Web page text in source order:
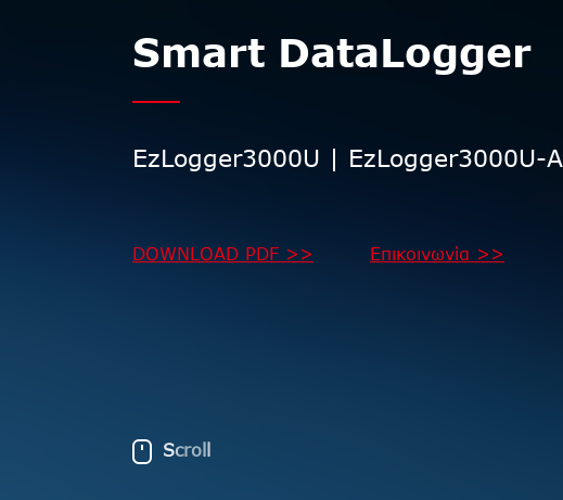
Smart DataLogger
EzLogger3000U | EzLogger3000U-A
DOWNLOAD PDF >> Επικοινωνία >>
Scroll